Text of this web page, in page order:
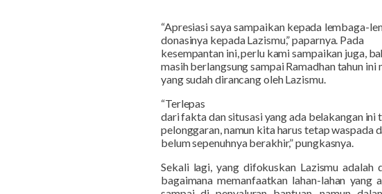
“Apresiasi saya sampaikan kepada lembaga-
donasinya kepada Lazismu,” paparnya. Pada
kesempantan ini, perlu kami sampaikan juga,
masih berlangsung sampai Ramadhan tahun
yang sudah dirancang oleh Lazismu.
“Terlepas
dari fakta dan situsasi yang ada belakangan
pelonggaran, namun kita harus tetap waspada
belum sepenuhnya berakhir,” pungkasnya.
Sekali lagi, yang difokuskan Lazismu adalah
bagaimana memanfaatkan lahan-lahan